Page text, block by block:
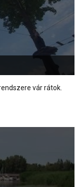
vár rátok.